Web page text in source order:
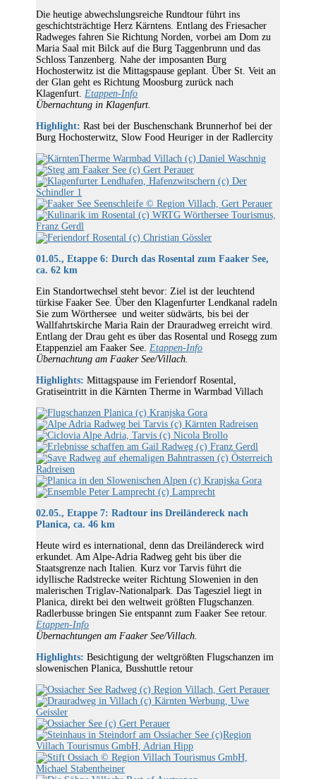
Die heutige abwechslungsreiche Rundtour führt ins
geschichtsträchtige Herz Kärntens. Entlang des Friesacher
Radweges fahren Sie Richtung Norden, vorbei am Dom zu
Maria Saal mit Bilck auf die Burg Taggenbrunn und das
Schloss Tanzenberg. Nahe der imposanten Burg
Hochosterwitz ist die Mittagspause geplant. Über St. Veit an
der Glan geht es Richtung Moosburg zurück nach
Klagenfurt. Etappen-Info
Übernachtung in Klagenfurt.
Highlight: Rast bei der Buschenschank Brunnerhof bei der
Burg Hochosterwitz, Slow Food Heuriger in der Radlercity
01.05., Etappe 6: Durch das Rosental zum Faaker See,
ca. 62 km
Ein Standortwechsel steht bevor: Ziel ist der leuchtend
türkise Faaker See. Über den Klagenfurter Lendkanal radeln
Sie zum Wörthersee und weiter südwärts, bis bei der
Wallfahrtskirche Maria Rain der Drauradweg erreicht wird.
Entlang der Drau geht es über das Rosental und Rosegg zum
Etappenziel am Faaker See.Etappen-Info
Übernachtung am Faaker See/Villach.
Highlights: Mittagspause im Feriendorf Rosental,
Gratiseintritt in die Kärnten Therme in Warmbad Villach
02.05., Etappe 7: Radtour ins Dreiländereck nach
Planica, ca. 46 km
Heute wird es international, denn das Dreiländereck wird
erkundet. Am Alpe-Adria Radweg geht bis über die
Staatsgrenze nach Italien. Kurz vor Tarvis führt die
idyllische Radstrecke weiter Richtung Slowenien in den
malerischen Triglav-Nationalpark. Das Tagesziel liegt in
Planica, direkt bei den weltweit größten Flugschanzen.
Radlerbusse bringen Sie entspannt zum Faaker See retour.
Etappen-Info
Übernachtungen am Faaker See/Villach.
Highlights: Besichtigung der weltgrößten Flugschanzen im
slowenischen Planica, Busshuttle retour